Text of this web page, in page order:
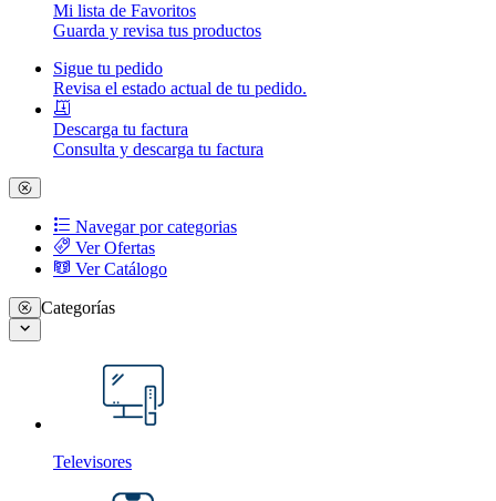
Mi lista de Favoritos
Guarda y revisa tus productos
Sigue tu pedido
Revisa el estado actual de tu pedido.
Descarga tu factura
Consulta y descarga tu factura
Navegar por categorias
Ver Ofertas
Ver Catálogo
Categorías
Televisores